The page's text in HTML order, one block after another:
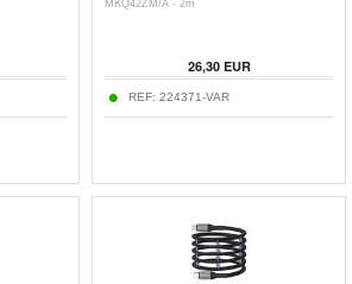
MKQ42ZM/A - 2m
26,30EUR
REF: 224371-VAR